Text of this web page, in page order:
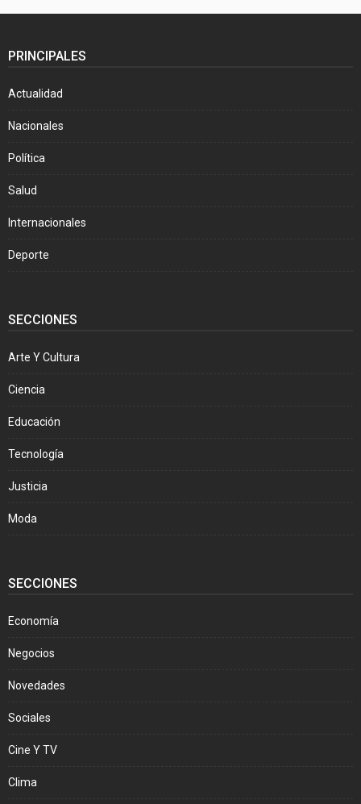
PRINCIPALES
Actualidad
Nacionales
Política
Salud
Internacionales
Deporte
SECCIONES
Arte Y Cultura
Ciencia
Educación
Tecnología
Justicia
Moda
SECCIONES
Economía
Negocios
Novedades
Sociales
Cine Y TV
Clima